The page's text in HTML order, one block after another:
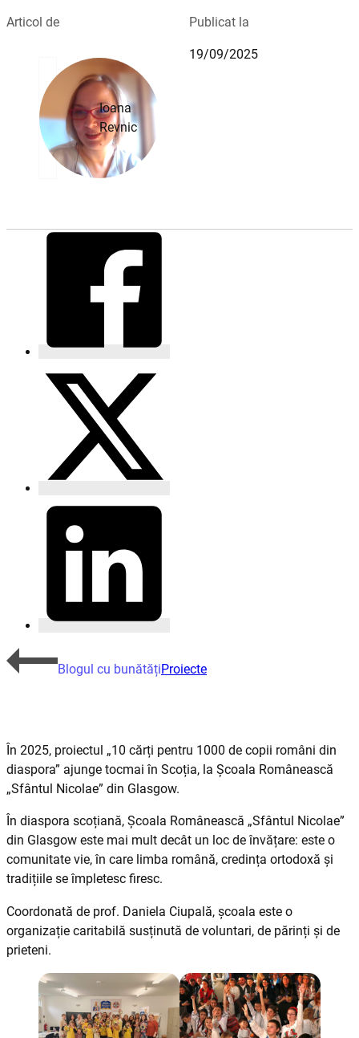
Articol de
Ioana
Revnic
Publicat la
19/09/2025
Blogul cu bunătățiProiecte
În 2025, proiectul „10 cărți pentru 1000 de copii români din
diaspora” ajunge tocmai în Scoția, la Școala Românească
„Sfântul Nicolae” din Glasgow.
În diaspora scoțiană, Școala Românească „Sfântul Nicolae”
din Glasgow este mai mult decât un loc de învățare: este o
comunitate vie, în care limba română, credința ortodoxă și
tradițiile se împletesc firesc.
Coordonată de prof. Daniela Ciupală, școala este o
organizație caritabilă susținută de voluntari, de părinți și de
prieteni.